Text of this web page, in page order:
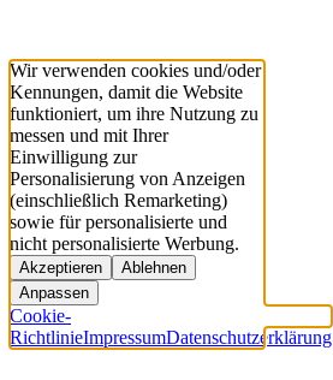
Wir verwenden cookies und/oder
Kennungen, damit die Website
funktioniert, um ihre Nutzung zu
messen und mit Ihrer
Einwilligung zur
Personalisierung von Anzeigen
(einschließlich Remarketing)
sowie für personalisierte und
nicht personalisierte Werbung.
Akzeptieren
Ablehnen
Anpassen
Cookie-
RichtlinieImpressumDatenschutzerklärung